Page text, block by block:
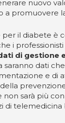
nuovo
il diabete
i
di gestione
saranno dati
e
sarà più
di